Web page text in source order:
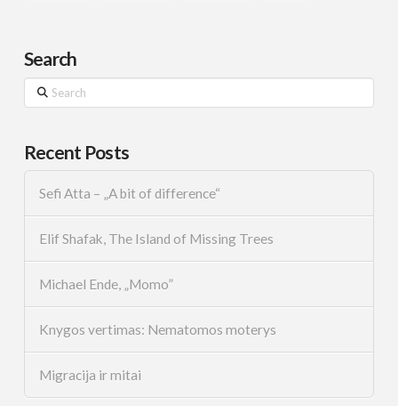
Search
Search
Recent Posts
Sefi Atta – „A bit of difference“
Elif Shafak, The Island of Missing Trees
Michael Ende, „Momo”
Knygos vertimas: Nematomos moterys
Migracija ir mitai